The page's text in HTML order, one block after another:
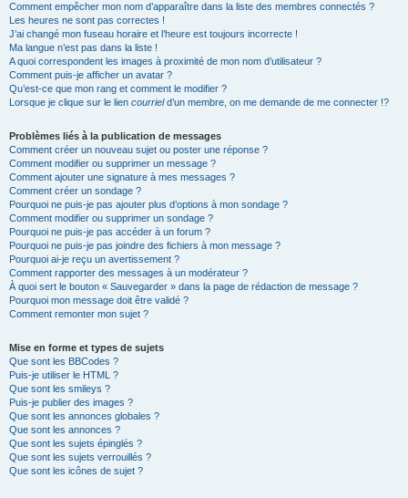
Comment empêcher mon nom d’apparaître dans la liste des membres connectés ?
Les heures ne sont pas correctes !
J’ai changé mon fuseau horaire et l’heure est toujours incorrecte !
Ma langue n’est pas dans la liste !
A quoi correspondent les images à proximité de mon nom d’utilisateur ?
Comment puis-je afficher un avatar ?
Qu’est-ce que mon rang et comment le modifier ?
Lorsque je clique sur le lien courrield’un membre, on me demande de me connecter !?
Problèmes liés à la publication de messages
Comment créer un nouveau sujet ou poster une réponse ?
Comment modifier ou supprimer un message ?
Comment ajouter une signature à mes messages ?
Comment créer un sondage ?
Pourquoi ne puis-je pas ajouter plus d’options à mon sondage ?
Comment modifier ou supprimer un sondage ?
Pourquoi ne puis-je pas accéder à un forum ?
Pourquoi ne puis-je pas joindre des fichiers à mon message ?
Pourquoi ai-je reçu un avertissement ?
Comment rapporter des messages à un modérateur ?
À quoi sert le bouton « Sauvegarder » dans la page de rédaction de message ?
Pourquoi mon message doit être validé ?
Comment remonter mon sujet ?
Mise en forme et types de sujets
Que sont les BBCodes ?
Puis-je utiliser le HTML ?
Que sont les smileys ?
Puis-je publier des images ?
Que sont les annonces globales ?
Que sont les annonces ?
Que sont les sujets épinglés ?
Que sont les sujets verrouillés ?
Que sont les icônes de sujet ?